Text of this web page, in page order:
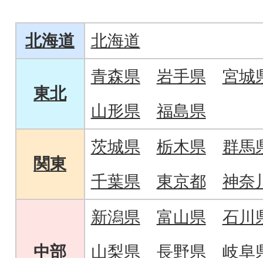
北海道 北海道
東北
青森県 岩手県
宮城
山形県
福島県
関東
茨城県 栃木県
群馬
千葉県
東京都 神奈
中部
新潟県 富山県
石川
山梨県
長野県
岐阜